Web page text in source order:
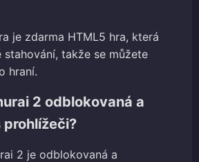
je zdarma HTML5 hra, která
stahování, takže se můžete
hraní.
2 odblokovaná a
2 je odblokovaná a